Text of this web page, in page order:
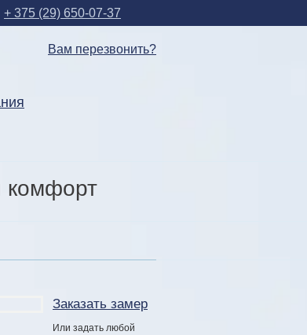
+ 375 (29) 650-07-37
Вам перезвонить?
комфорт
Заказать замер
Или задать любой